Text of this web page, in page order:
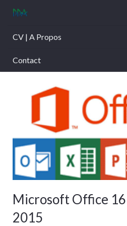
CV | A Propos
Contact
Microsoft Office
2015